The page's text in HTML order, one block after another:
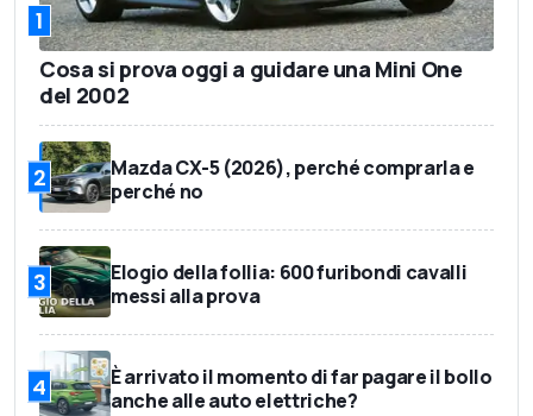
1
Cosa si prova oggi a guidare una Mini One
del 2002
2
Mazda CX-5 (2026), perché comprarla e
perché no
3
Elogio della follia: 600 furibondi cavalli
messi alla prova
4
È arrivato il momento di far pagare il bollo
anche alle auto elettriche?